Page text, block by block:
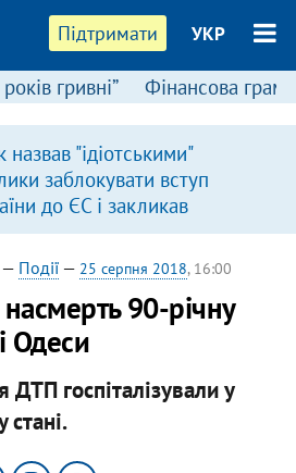
Підтримати УКР
гривні” Фінансова
назвав "ідіотськими"
заблокувати вступ
до ЄС і закликав
антиукраїнську
— Події— 25 серпня 2018, 16:00
90-річну
Одеси
ДТП госпіталізували у
стані.